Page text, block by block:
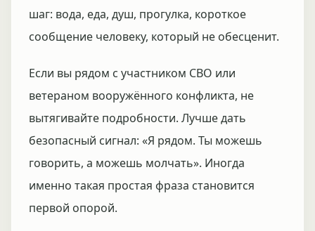
шаг: вода, еда, душ, прогулка, короткое
сообщение человеку, который не обесценит.
Если вы рядом с участником СВО или
ветераном вооружённого конфликта, не
вытягивайте подробности. Лучше дать
безопасный сигнал: «Я рядом. Ты можешь
говорить, а можешь молчать». Иногда
именно такая простая фраза становится
первой опорой.